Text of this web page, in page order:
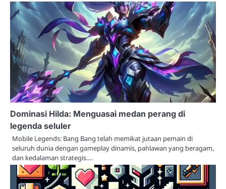
Dominasi Hilda: Menguasai medan perang di
legenda seluler
Mobile Legends: Bang Bang telah memikat jutaan pemain di
seluruh dunia dengan gameplay dinamis, pahlawan yang beragam,
dan kedalaman strategis.…